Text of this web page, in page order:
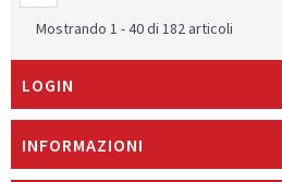
Mostrando 1 - 40 di 182 articoli
LOGIN
INFORMAZIONI